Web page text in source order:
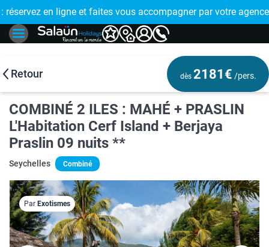
!
: réservez en ligne et faites vous accompagner par votre
🤩
Retour dès 2181€ /pers.
COMBINÉ 2 ILES : MAHÉ + PRASLIN
L'Habitation Cerf Island + Berjaya
Praslin 09 nuits **
Seychelles Combiné
Par Exotismes